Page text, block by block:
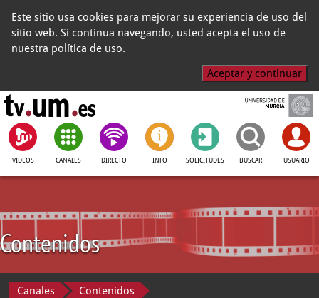
Este sitio usa cookies para mejorar su experiencia de uso del
sitio web. Si continua navegando, usted acepta el uso de
nuestra política de uso.
Aceptar y continuar
VIDEOS CANALES DIRECTO INFO SOLICITUDES BUSCAR USUARIO
Contenidos
Canales Contenidos